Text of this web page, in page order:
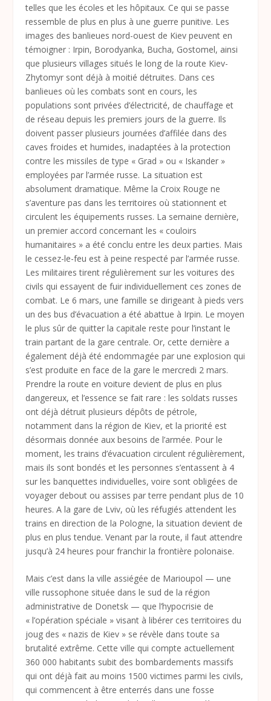
telles que les écoles et les hôpitaux. Ce qui se passe
ressemble de plus en plus à une guerre punitive. Les
images des banlieues nord-ouest de Kiev peuvent en
témoigner : Irpin, Borodyanka, Bucha, Gostomel, ainsi
que plusieurs villages situés le long de la route Kiev-
Zhytomyr sont déjà à moitié détruites. Dans ces
banlieues où les combats sont en cours, les
populations sont privées d’électricité, de chauffage et
de réseau depuis les premiers jours de la guerre. Ils
doivent passer plusieurs journées d’affilée dans des
caves froides et humides, inadaptées à la protection
contre les missiles de type « Grad » ou « Iskander »
employées par l’armée russe. La situation est
absolument dramatique. Même la Croix Rouge ne
s’aventure pas dans les territoires où stationnent et
circulent les équipements russes. La semaine dernière,
un premier accord concernant les « couloirs
humanitaires » a été conclu entre les deux parties. Mais
le cessez-le-feu est à peine respecté par l’armée russe.
Les militaires tirent régulièrement sur les voitures des
civils qui essayent de fuir individuellement ces zones de
combat. Le 6 mars, une famille se dirigeant à pieds vers
un des bus d’évacuation a été abattue à Irpin. Le moyen
le plus sûr de quitter la capitale reste pour l’instant le
train partant de la gare centrale. Or, cette dernière a
également déjà été endommagée par une explosion qui
s’est produite en face de la gare le mercredi 2 mars.
Prendre la route en voiture devient de plus en plus
dangereux, et l’essence se fait rare : les soldats russes
ont déjà détruit plusieurs dépôts de pétrole,
notamment dans la région de Kiev, et la priorité est
désormais donnée aux besoins de l’armée. Pour le
moment, les trains d’évacuation circulent régulièrement,
mais ils sont bondés et les personnes s’entassent à 4
sur les banquettes individuelles, voire sont obligées de
voyager debout ou assises par terre pendant plus de 10
heures. A la gare de Lviv, où les réfugiés attendent les
trains en direction de la Pologne, la situation devient de
plus en plus tendue. Venant par la route, il faut attendre
jusqu’à 24 heures pour franchir la frontière polonaise.
Mais c’est dans la ville assiégée de Marioupol — une
ville russophone située dans le sud de la région
administrative de Donetsk — que l’hypocrisie de
« l’opération spéciale » visant à libérer ces territoires du
joug des « nazis de Kiev » se révèle dans toute sa
brutalité extrême. Cette ville qui compte actuellement
360 000 habitants subit des bombardements massifs
qui ont déjà fait au moins 1500 victimes parmi les civils,
qui commencent à être enterrés dans une fosse